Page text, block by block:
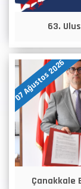
63.
07 Ağustos 2026
Çanakkale